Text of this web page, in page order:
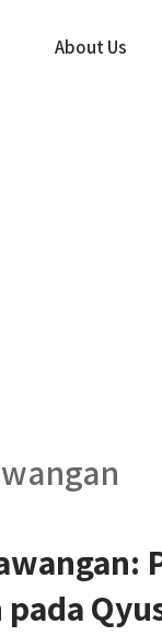
About Us